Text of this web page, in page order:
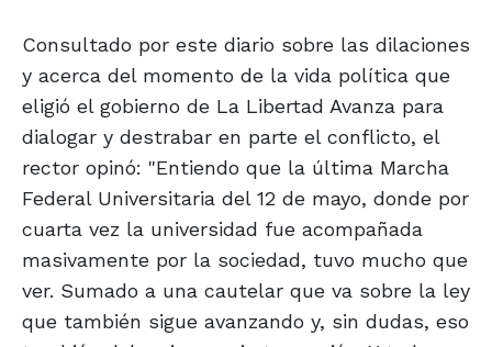
Consultado por este diario sobre las dilaciones
y acerca del momento de la vida política que
eligió el gobierno de La Libertad Avanza para
dialogar y destrabar en parte el conflicto, el
rector opinó: "Entiendo que la última Marcha
Federal Universitaria del 12 de mayo, donde por
cuarta vez la universidad fue acompañada
masivamente por la sociedad, tuvo mucho que
ver. Sumado a una cautelar que va sobre la ley
que también sigue avanzando y, sin dudas, eso